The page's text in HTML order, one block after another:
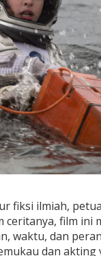
fiksi ilmiah,
ceritanya, film ini
waktu, dan
dan